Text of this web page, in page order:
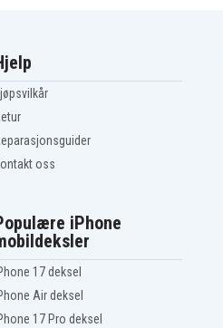
oss
iPhone
17 deksel
Air deksel
17 Pro deksel